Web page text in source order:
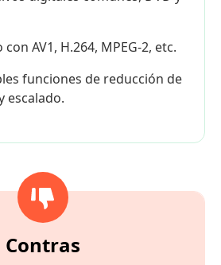
AV1, H.264, MPEG-2, etc.
funciones de reducción de
escalado.
Contras